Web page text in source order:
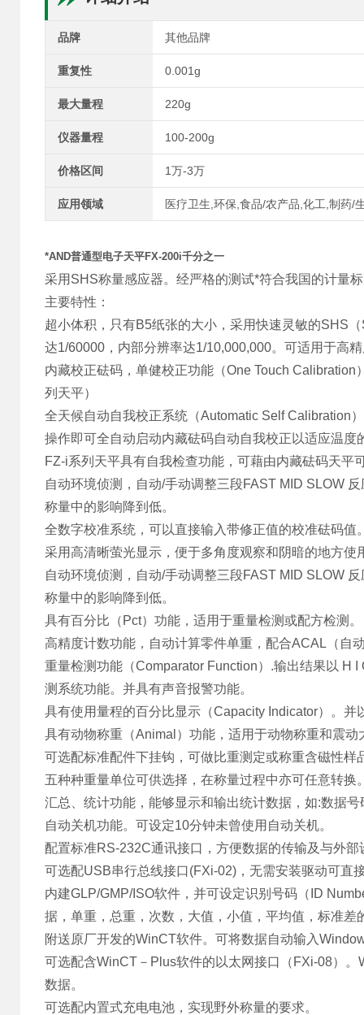
品牌 其他品牌
重复性 0.001g
最大量程 220g
仪器量程 100-200g
价格区间 1万-3万
应用领域 医疗卫生,环保,食品/农产品,化工,制药/
*AND普通型电子天平FX-200i千分之一
采用SHS称量感应器。经严格的测试*符合我国的计量
主要特性：
超小体积，只有B5纸张的大小，采用快速灵敏的SHS
达1/60000，内部分辨率达1/10,000,000。可适用于高
内藏校正砝码，单健校正功能（One Touch
列天平）
全天候自动自我校正系统（Automatic Self Calibration
操作即可全自动启动内藏砝码自动自我校正以适应温
FZ-i系列天平具有自我检查功能，可藉由内藏砝码天平
自动环境侦测，自动/手动调整三段FAST MID SLOW
称量中的影响降到低。
全数字校准系统，可以直接输入带修正值的校准砝码值
采用高清晰萤光显示，便于多角度观察和阴暗的地方使
自动环境侦测，自动/手动调整三段FAST MID SLOW
称量中的影响降到低。
具有百分比（Pct）功能，适用于重量检测或配方检测。
高精度计数功能，自动计算零件单重，配合ACAL（自
重量检测功能（Comparator Function）.输出结果以 H
测系统功能。并具有声音报警功能。
具有使用量程的百分比显示（Capacity Indicator）。并
具有动物称重（Animal）功能，适用于动物称重和震动
可选配标准配件下挂钩，可做比重测定或称重含磁性样
五种种重量单位可供选择，在称量过程中亦可任意转
汇总、统计功能，能够显示和输出统计数据，如:数据
自动关机功能。可设定10分钟未曾使用自动关机。
配置标准RS-232C通讯接口，方便数据的传输及与外部
可选配USB串行总线接口(FXi-02)，无需安装驱动可直
内建GLP/GMP/ISO软件，并可设定识别号码（ID
据，单重，总重，次数，大值，小值，平均值，标准差
附送原厂开发的WinCT软件。可将数据自动输入
可选配含WinCT－Plus软件的以太网接口（FXi-08）
数据。
可选配内置式充电电池，实现野外称量的要求。